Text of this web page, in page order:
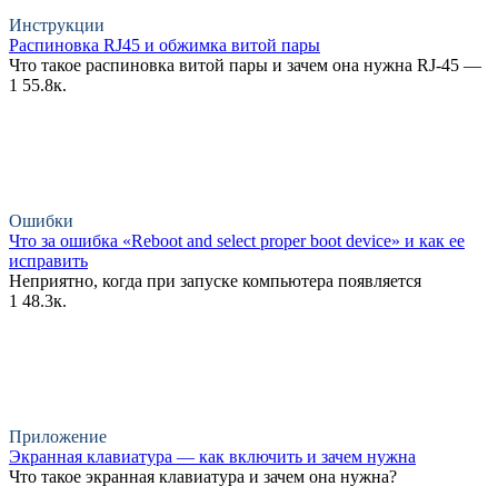
Инструкции
Распиновка RJ45 и обжимка витой пары
Что такое распиновка витой пары и зачем она нужна RJ-45 —
1 55.8к.
Ошибки
Что за ошибка «Reboot and select proper boot device» и как ее
исправить
Неприятно, когда при запуске компьютера появляется
1 48.3к.
Приложение
Экранная клавиатура — как включить и зачем нужна
Что такое экранная клавиатура и зачем она нужна?